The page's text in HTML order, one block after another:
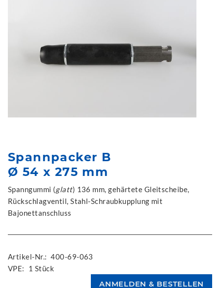
Spannpacker B
Ø 54 x 275 mm
Spanngummi (glatt) 136 mm, gehärtete Gleitscheibe,
Rückschlagventil, Stahl-Schraubkupplung mit
Bajonettanschluss
Artikel-Nr.: 400-69-063
VPE:
1 Stück